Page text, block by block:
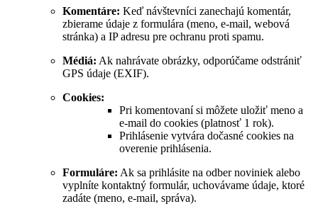
Komentáre: Keď návštevníci zanechajú komentár,
zbierame údaje z formulára (meno, e‑mail, webová
stránka) a IP adresu pre ochranu proti spamu.
Médiá: Ak nahrávate obrázky, odporúčame odstrániť
GPS údaje (EXIF).
Cookies:
Pri komentovaní si môžete uložiť meno a
e‑mail do cookies (platnosť 1 rok).
Prihlásenie vytvára dočasné cookies na
overenie prihlásenia.
Formuláre: Ak sa prihlásite na odber noviniek alebo
vyplníte kontaktný formulár, uchovávame údaje, ktoré
zadáte (meno, e‑mail, správa).